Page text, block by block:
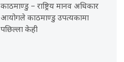
काठमाण्डु – राष्ट्रिय मानव अधिकार
आयोगले काठमाण्डु उपत्यकामा
पछिल्ला केही